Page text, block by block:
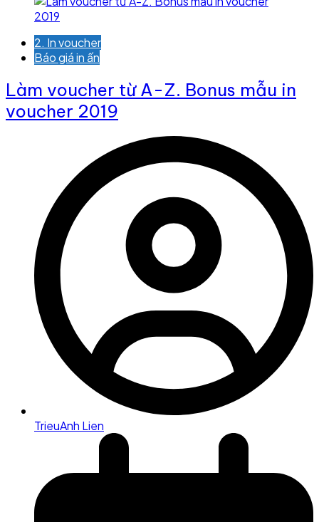
2. In voucher
Báo giá in ấn
Làm voucher từ A-Z. Bonus mẫu in
voucher 2019
TrieuAnh Lien